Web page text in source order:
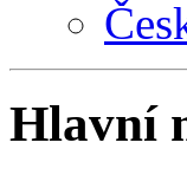
Hlavní